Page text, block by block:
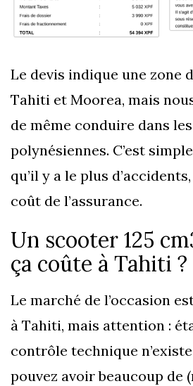
Le devis indique une zone
Tahiti et Moorea, mais
de même conduire dans
polynésiennes. C’est
qu’il y a le plus
coût de l’assurance.
Un scooter 125
ça coûte à Tahiti ?
Le marché de l’occasion
à Tahiti, mais attention :
contrôle technique
pouvez avoir beaucoup de